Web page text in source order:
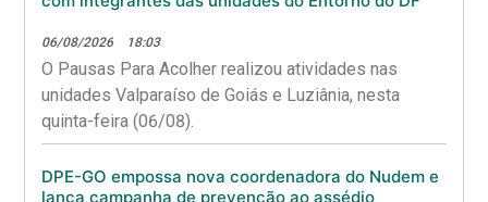
06/08/2026 18:03
O Pausas Para Acolher realizou atividades nas
unidades Valparaíso de Goiás e Luziânia, nesta
quinta-feira (06/08).
DPE-GO empossa nova coordenadora do Nudem e
lança campanha de prevenção ao assédio